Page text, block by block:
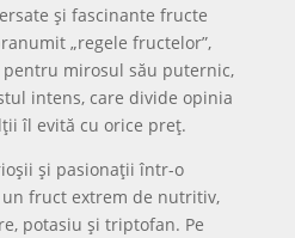
și fascinante fructe
„regele fructelor”,
mirosul său puternic,
intens, care divide opinia
îl evită cu orice preț.
și pasionații într-o
fruct extrem de nutritiv,
potasiu și triptofan. Pe